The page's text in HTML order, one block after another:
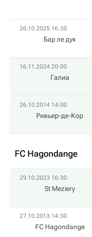
26.10.2025 16:30
Бар ле дук
16.11.2024 20:00
Галиа
26.10.2014 14:00
Ривьер-де-Кор
FC Hagondange
29.10.2023 16:30
St Meziery
27.10.2013 14:30
FC Hagondange